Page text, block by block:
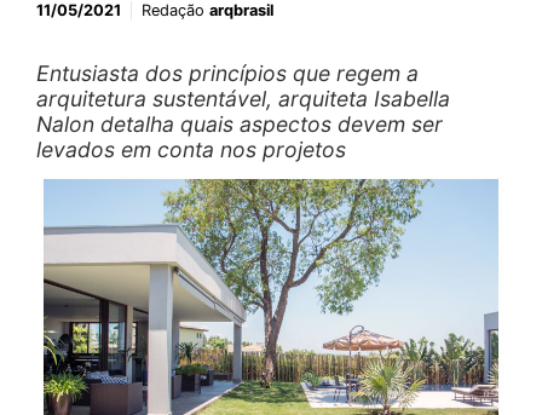
11/05/2021 Redação arqbrasil
Entusiasta dos princípios que regem a
arquitetura sustentável, arquiteta Isabella
Nalon detalha quais aspectos devem ser
levados em conta nos projetos